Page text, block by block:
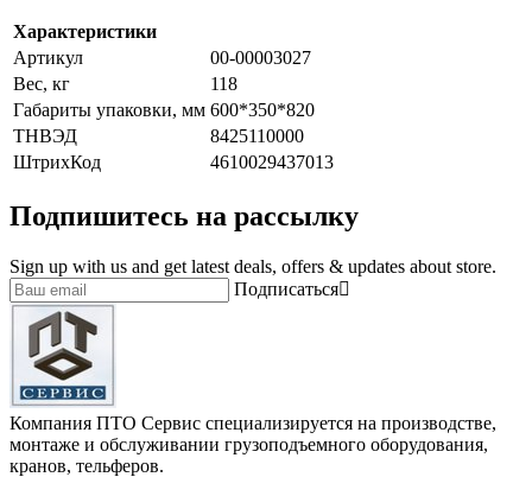
Характеристики
Артикул
00-00003027
Вес, кг
118
Габариты упаковки, мм 600*350*820
ТНВЭД
8425110000
ШтрихКод
4610029437013
Подпишитесь на рассылку
Sign up with us and get latest deals, offers & updates about store.
Подписаться
Компания ПТО Сервис специализируется на производстве,
монтаже и обслуживании грузоподъемного оборудования,
кранов, тельферов.